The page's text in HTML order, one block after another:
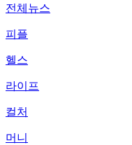
전체뉴스
피플
헬스
라이프
컬처
머니